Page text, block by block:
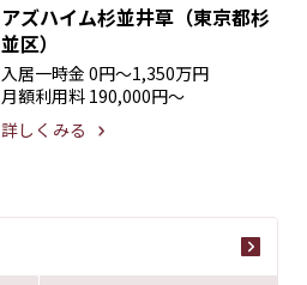
アズハイム杉並井草（東京都杉
並区）
入居一時金 0円〜1,350万円
月額利用料 190,000円〜
詳しくみる